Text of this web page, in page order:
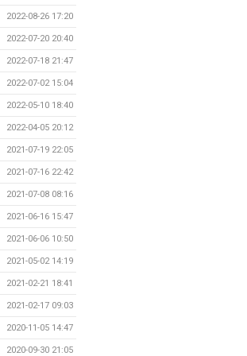
2022-08-26 17:20
2022-07-20 20:40
2022-07-18 21:47
2022-07-02 15:04
2022-05-10 18:40
2022-04-05 20:12
2021-07-19 22:05
2021-07-16 22:42
2021-07-08 08:16
2021-06-16 15:47
2021-06-06 10:50
2021-05-02 14:19
2021-02-21 18:41
2021-02-17 09:03
2020-11-05 14:47
2020-09-30 21:05